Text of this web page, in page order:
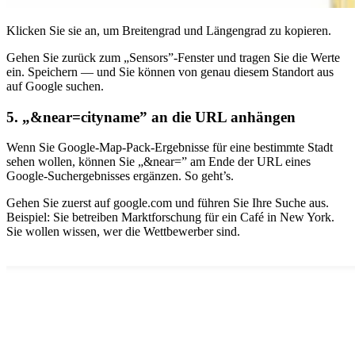
Klicken Sie sie an, um Breitengrad und Längengrad zu kopieren.
Gehen Sie zurück zum „Sensors”-Fenster und tragen Sie die Werte
ein. Speichern — und Sie können von genau diesem Standort aus
auf Google suchen.
5. „&near=cityname” an die URL anhängen
Wenn Sie Google-Map-Pack-Ergebnisse für eine bestimmte Stadt
sehen wollen, können Sie „&near=” am Ende der URL eines
Google-Suchergebnisses ergänzen. So geht’s.
Gehen Sie zuerst auf google.com und führen Sie Ihre Suche aus.
Beispiel: Sie betreiben Marktforschung für ein Café in New York.
Sie wollen wissen, wer die Wettbewerber sind.